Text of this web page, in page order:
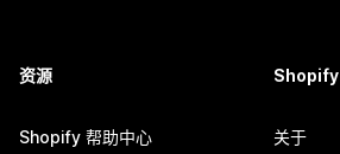
资源
Shopify 帮助中心
Shopify
关于